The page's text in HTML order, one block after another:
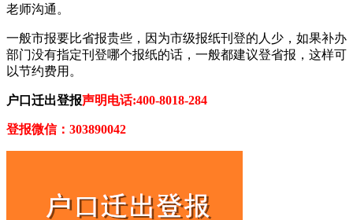
老师沟通。
一般市报要比省报贵些，因为市级报纸刊登的人少，如果补办
部门没有指定刊登哪个报纸的话，一般都建议登省报，这样可
以节约费用。
户口迁出登报声明电话:400-8018-284
登报微信：303890042